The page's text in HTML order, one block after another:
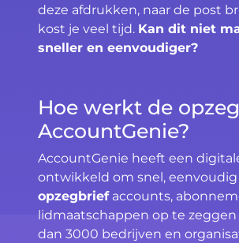
deze afdrukken, naar de post
kost je veel tijd. Kan dit niet
sneller en eenvoudiger?
Hoe werkt de
AccountGenie?
AccountGenie heeft een
ontwikkeld om snel, eenvoudig
opzegbriefaccounts,
lidmaatschappen op te
dan 3000 bedrijven en